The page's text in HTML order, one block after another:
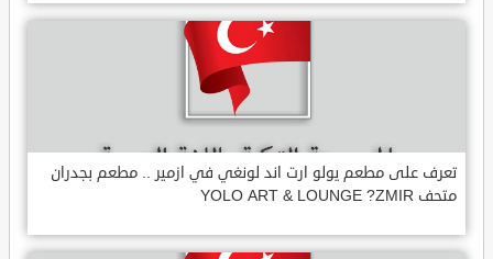
تعرف على مطعم يولو ارت اند لونغي في ازمير .. مطعم بجدران
متحف YOLO ART & LOUNGE ?ZMIR